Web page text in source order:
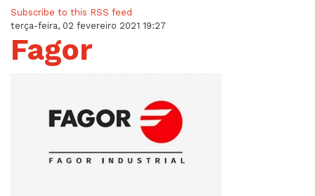
Subscribe to this RSS feed
terça-feira, 02 fevereiro 2021 19:27
Fagor